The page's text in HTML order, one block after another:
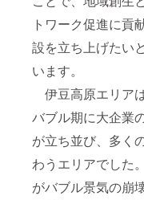
トワーク促進に貢
設を立ち上げたい
います。
伊豆高原エリア
バブル期に大企業
が立ち並び、多く
わうエリアでした
がバブル景気の崩